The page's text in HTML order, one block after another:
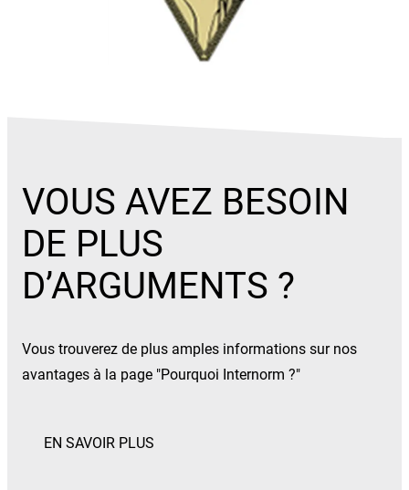
VOUS AVEZ BESOIN
DE PLUS
D’ARGUMENTS ?
Vous trouverez de plus amples informations sur nos
avantages à la page "Pourquoi Internorm ?"